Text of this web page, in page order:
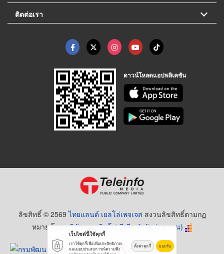
ติดต่อเรา
ดาวน์โหลดแอปพลิเคชัน
ลิขสิทธิ์ © 2569ไทยแลนด์ เยลโล่เพจเจส สงวนลิขสิทธิ์ตามกฏ
หมาย โดยบริษัท เทเลอินโฟ มีเดีย จำกัด (มหาชน)
เว็บไซต์นี้ใช้คุกกี้
เราใช้คุกกี้เพื่อเพิ่มประสิทธิภาพ
และมอบประสบการณ์ความพึง
ตั้งค่าคุกกี้ ยอมรับ